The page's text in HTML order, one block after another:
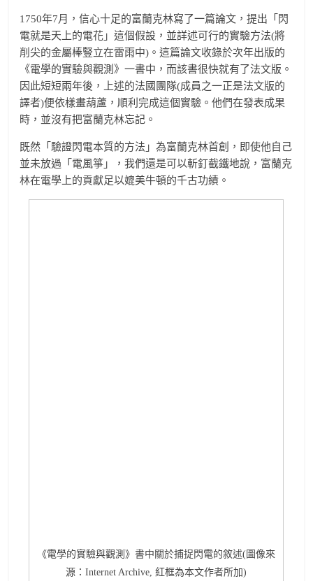
1750年7月，信心十足的富蘭克林寫了一篇論文，提出「閃
電就是天上的電花」這個假設，並詳述可行的實驗方法(將
削尖的金屬棒豎立在雷雨中)。這篇論文收錄於次年出版的
《電學的實驗與觀測》一書中，而該書很快就有了法文版。
因此短短兩年後，上述的法國團隊(成員之一正是法文版的
譯者)便依樣畫葫蘆，順利完成這個實驗。他們在發表成果
時，並沒有把富蘭克林忘記。
既然「驗證閃電本質的方法」為富蘭克林首創，即使他自己
並未放過「電風箏」，我們還是可以斬釘截鐵地說，富蘭克
林在電學上的貢獻足以媲美牛頓的千古功績。
《電學的實驗與觀測》書中關於捕捉閃電的敘述(圖像來
源：Internet Archive, 紅框為本文作者所加)